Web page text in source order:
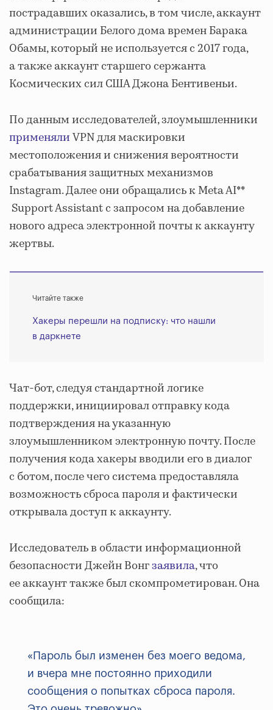
пострадавших оказались, в том числе, аккаунт
администрации Белого дома времен Барака
Обамы, который не используется с 2017 года,
а также аккаунт старшего сержанта
Космических сил США Джона Бентивеньи.
По данным исследователей, злоумышленники
применялиVPN для маскировки
местоположения и снижения вероятности
срабатывания защитных механизмов
Instagram. Далее они обращались к Meta AI**
Support Assistant с запросом на добавление
нового адреса электронной почты к аккаунту
жертвы.
Читайте также
Хакеры перешли на подписку: что нашли
в даркнете
Чат-бот, следуя стандартной логике
поддержки, инициировал отправку кода
подтверждения на указанную
злоумышленником электронную почту. После
получения кода хакеры вводили его в диалог
с ботом, после чего система предоставляла
возможность сброса пароля и фактически
открывала доступ к аккаунту.
Исследователь в области информационной
безопасности Джейн Вонгзаявила, что
ее аккаунт также был скомпрометирован. Она
сообщила:
«Пароль был изменен без моего ведома,
и вчера мне постоянно приходили
сообщения о попытках сброса пароля.